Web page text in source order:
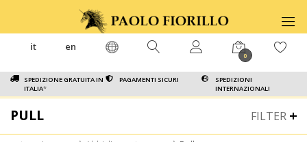
SPEDIZIONE GRATUITA IN
ITALIA*
PAGAMENTI SICURI
SPEDIZIONI
INTERNAZIONALI
it en
0
FILTER
PULL